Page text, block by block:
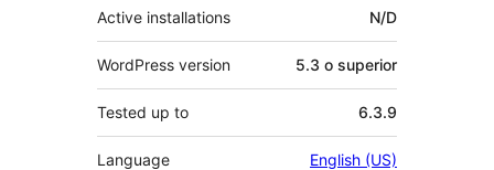
Active installations N/D
WordPress version 5.3 o superior
Tested up to 6.3.9
Language English (US)